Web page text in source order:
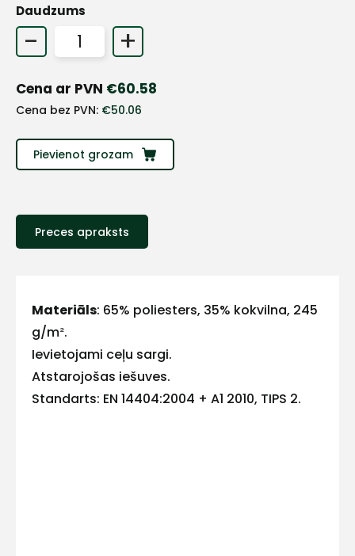
Daudzums
- +
Cena ar PVN €60.58
Cena bez PVN: €50.06
Pievienot grozam
Preces apraksts
Materiāls: 65% poliesters, 35% kokvilna, 245
g/m².
Ievietojami ceļu sargi.
Atstarojošas iešuves.
Standarts: EN 14404:2004 + A1 2010, TIPS 2.
+